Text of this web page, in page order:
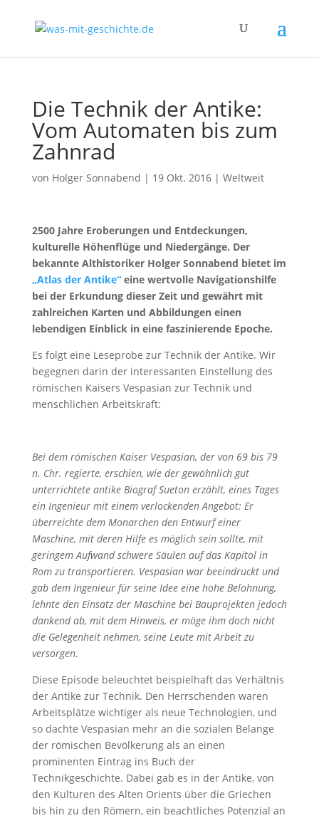
Die Technik der Antike:
Vom Automaten bis zum
Zahnrad
von Holger Sonnabend | 19 Okt. 2016| Weltweit
2500 Jahre Eroberungen und Entdeckungen,
kulturelle Höhenflüge und Niedergänge. Der
bekannte Althistoriker Holger Sonnabend bietet im
„Atlas der Antike“eine wertvolle Navigationshilfe
bei der Erkundung dieser Zeit und gewährt mit
zahlreichen Karten und Abbildungen einen
lebendigen Einblick in eine faszinierende Epoche.
Es folgt eine Leseprobe zur Technik der Antike. Wir
begegnen darin der interessanten Einstellung des
römischen Kaisers Vespasian zur Technik und
menschlichen Arbeitskraft:
Bei dem römischen Kaiser Vespasian, der von 69 bis 79
n. Chr. regierte, erschien, wie der gewöhnlich gut
unterrichtete antike Biograf Sueton erzählt, eines Tages
ein Ingenieur mit einem verlockenden Angebot: Er
überreichte dem Monarchen den Entwurf einer
Maschine, mit deren Hilfe es möglich sein sollte, mit
geringem Aufwand schwere Säulen auf das Kapitol in
Rom zu transportieren. Vespasian war beeindruckt und
gab dem Ingenieur für seine Idee eine hohe Belohnung,
lehnte den Einsatz der Maschine bei Bauprojekten jedoch
dankend ab, mit dem Hinweis, er möge ihm doch nicht
die Gelegenheit nehmen, seine Leute mit Arbeit zu
versorgen.
Diese Episode beleuchtet beispielhaft das Verhältnis
der Antike zur Technik. Den Herrschenden waren
Arbeitsplätze wichtiger als neue Technologien, und
so dachte Vespasian mehr an die sozialen Belange
der römischen Bevölkerung als an einen
prominenten Eintrag ins Buch der
Technikgeschichte. Dabei gab es in der Antike, von
den Kulturen des Alten Orients über die Griechen
bis hin zu den Römern, ein beachtliches Potenzial an